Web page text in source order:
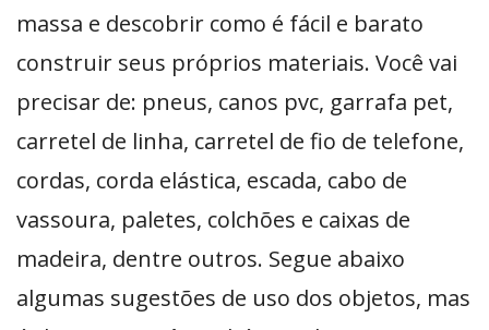
massa e descobrir como é fácil e barato
construir seus próprios materiais. Você vai
precisar de: pneus, canos pvc, garrafa pet,
carretel de linha, carretel de fio de telefone,
cordas, corda elástica, escada, cabo de
vassoura, paletes, colchões e caixas de
madeira, dentre outros. Segue abaixo
algumas sugestões de uso dos objetos, mas